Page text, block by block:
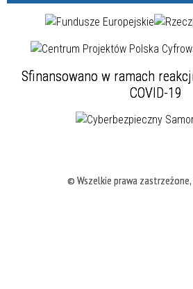
Sfinansowano w ramach
COVID-19
© Wszelkie prawa zastrzeżone,